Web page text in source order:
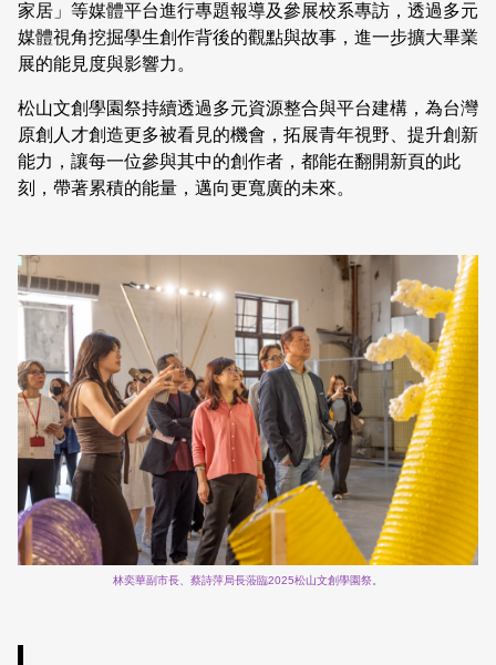
家居」等媒體平台進行專題報導及參展校系專訪，透過多元
媒體視角挖掘學生創作背後的觀點與故事，進一步擴大畢業
展的能見度與影響力。
松山文創學園祭持續透過多元資源整合與平台建構，為台灣
原創人才創造更多被看見的機會，拓展青年視野、提升創新
能力，讓每一位參與其中的創作者，都能在翻開新頁的此
刻，帶著累積的能量，邁向更寬廣的未來。
林奕華副市長、蔡詩萍局長蒞臨2025松山文創學園祭。